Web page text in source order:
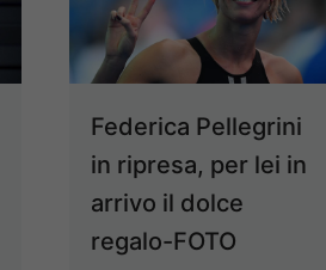
Federica Pellegrini
in ripresa, per lei in
arrivo il dolce
regalo-FOTO